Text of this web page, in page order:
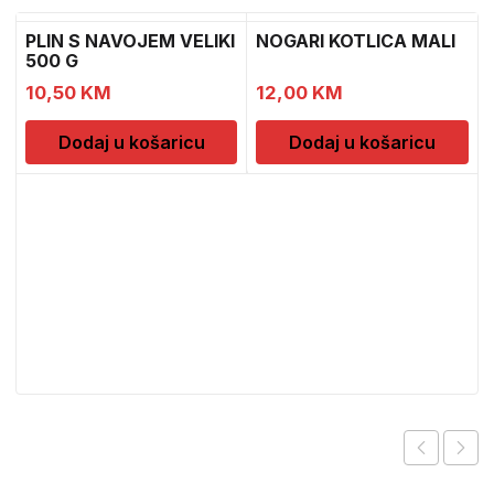
PLIN S NAVOJEM VELIKI
500 G
10,50 KM
Dodaj u košaricu
NOGARI KOTLICA MALI
12,00 KM
Dodaj u košaricu